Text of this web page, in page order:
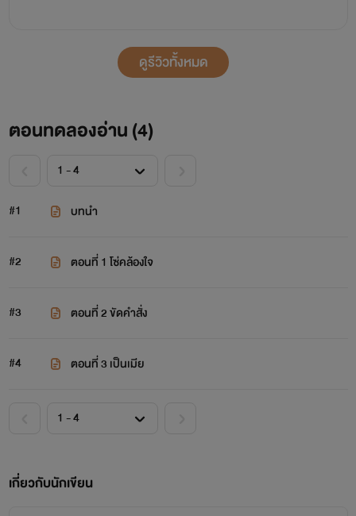
ดูรีวิวทั้งหมด
ตอนทดลองอ่าน (4)
#1 บทนำ
#2 ตอนที่ 1 โซ่คล้องใจ
#3 ตอนที่ 2 ขัดคำสั่ง
#4 ตอนที่ 3 เป็นเมีย
เกี่ยวกับนักเขียน